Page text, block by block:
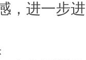
，进一步